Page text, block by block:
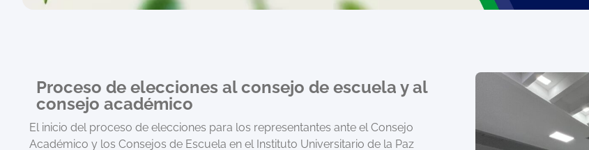
Proceso de elecciones al consejo de escuela y al
consejo académico
El inicio del proceso de elecciones para los representantes ante el Consejo
Académico y los Consejos de Escuela en el Instituto Universitario de la Paz